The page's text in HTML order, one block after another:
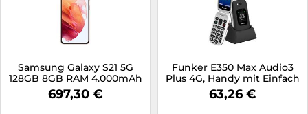
Samsung Galaxy S21 5G
128GB 8GB RAM 4.000mAh
Akku Pink AI Handy
Android 15 Smartphone
ohne Simlock ohne
697,30 €
Funker E350 Max Audio3
Plus 4G, Handy mit Einfach
zu bedienender
Abdeckung, große Tasten
und Display, Audio Pro
63,26 €